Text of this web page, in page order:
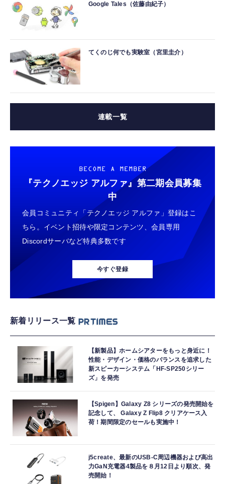
Google Tales（佐藤由紀子）
てくのじ何でも実験室（宮里圭介）
連載一覧
BECOME A MEMBER
『テクノエッジ アルファ』 第二期会員募集
中
会員コミュニティ「テクノエッジ アルファ」登録はこ
ちら。イベント招待や限定コンテンツ、会員専用
Discordサーバなど特典多数です
今すぐ登録
新着リリース一覧
【新製品】ホームシアターをもっと身近に！
性能・デザイン・価格のバランスを追求した
新スピーカーシステム「HF-SP250シリー
ズ」を発売
【Spigen】Galaxy Z8 シリーズの発売開始を
記念して、 Galaxy Z Flip8 クリアケース入
荷！期間限定のセールも実施中！
j5create、最新のUSB-C周辺機器および高出
力GaN充電器4製品を８月12日より順次、発
売開始！